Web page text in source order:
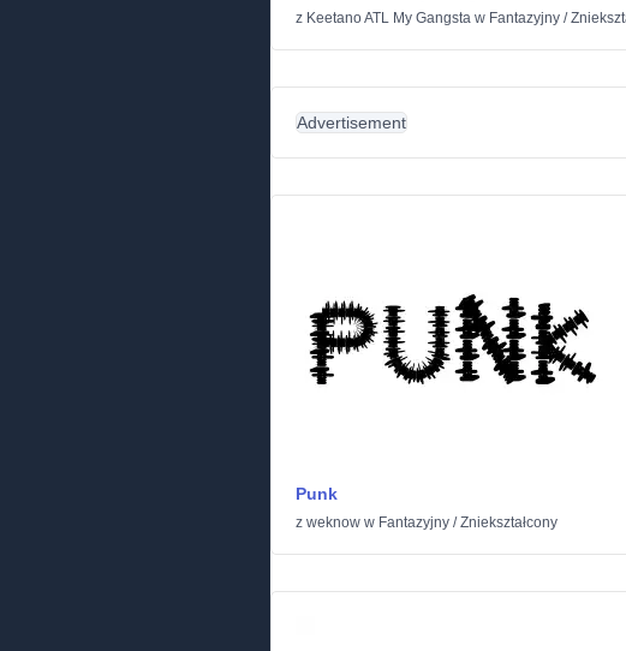
z Keetano ATL My Gangsta w Fantazyjny /
Advertisement
Punk
z weknow w Fantazyjny /Zniekształcony